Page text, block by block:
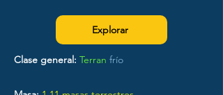
Explorar
Clase general: Terran frío